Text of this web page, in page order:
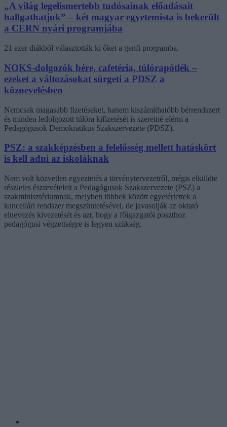
„A világ legelismertebb tudósainak előadásait
hallgathatjuk” – két magyar egyetemista is bekerült
a CERN nyári programjába
21 ezer diákból választották ki őket a genfi programba.
NOKS-dolgozók bére, cafetéria, túlórapótlék –
ezeket a változásokat sürgeti a PDSZ a
köznevelésben
Nemcsak magasabb fizetéseket, hanem kiszámíthatóbb bérrendszert
és minden ledolgozott túlóra kifizetését is szeretné elérni a
Pedagógusok Demokratikus Szakszervezete (PDSZ).
PSZ: a szakképzésben a felelősség mellett hatáskört
is kell adni az iskoláknak
Nem volt közvetlen egyeztetés a törvénytervezetről, mégis elküldte
részletes észrevételeit a Pedagógusok Szakszervezete (PSZ) a
szakminisztériumnak, melyben többek között egyetértettek a
kancellári rendszer megszüntetésével, de javasolják az oktató
elnevezés kivezetését és azt, hogy a főigazgatói poszthoz
pedagógusi végzettségre is legyen szükség.